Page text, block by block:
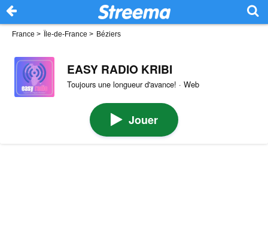
France > Île-de-France > Béziers
EASY RADIO KRIBI
Toujours une longueur d'avance! · Web
Jouer